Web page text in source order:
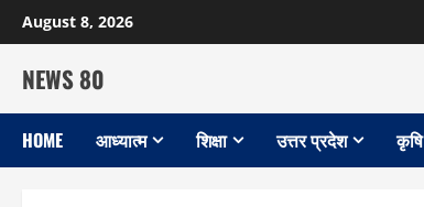
Skip
to
content
August 8, 2026
NEWS 80
HOME आध्यात्म शिक्षा उत्तर प्रदेश कृषि